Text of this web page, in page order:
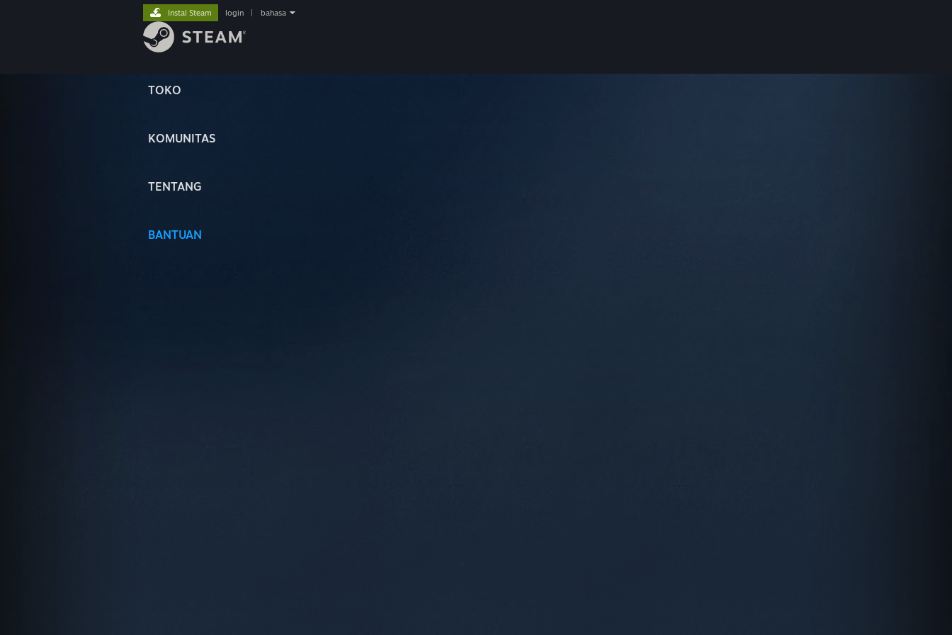
TOKO
KOMUNITAS
TENTANG
BANTUAN
Instal Steam login bahasa